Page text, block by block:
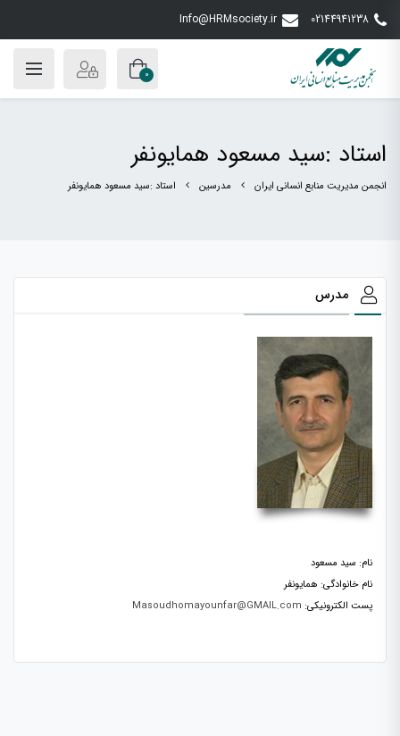
02144941238
Info@HRMsociety.ir
0
استاد :سید مسعود همایونفر
انجمن مدیریت منابع انسانی ایران مدرسین استاد :سید مسعود همایونفر
مدرس
نام: سید مسعود
نام خانوادگی: همایونفر
پست الکترونیکی: Masoudhomayounfar@GMAIL.com